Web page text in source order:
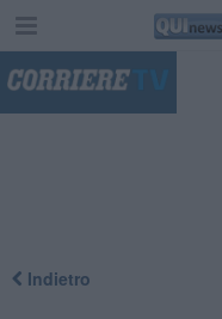
Indietro